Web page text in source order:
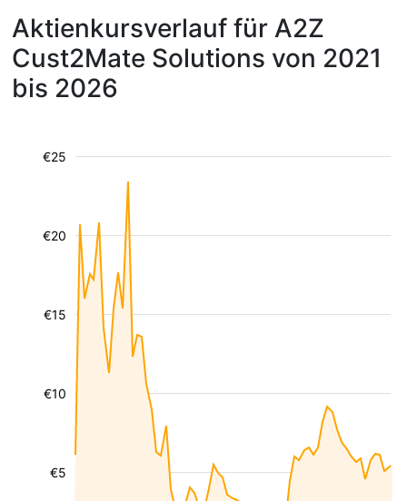
Aktienkursverlauf für A2Z
Cust2Mate Solutions von 2021
bis 2026
€5
€10
€15
€20
€25